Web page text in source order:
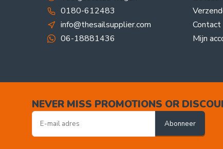
0180-612483
info@thesailsupplier.com
06-18881436
Contact
Mijn
NEVER MISS PROMOTIONS OR
Abonneer